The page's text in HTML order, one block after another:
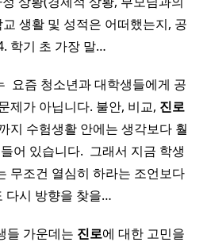
생활 및 성적은 어떠했는지, 공
학기 초 가장 말…
요즘 청소년과 대학생들에게 공
제가 아닙니다. 불안, 비교, 진로
지 수험생활 안에는 생각보다 훨
어 있습니다. ​ 그래서 지금 학생
무조건 열심히 하라는 조언보다
다시 방향을 찾을…
들 가운데는 진로에 대한 고민을